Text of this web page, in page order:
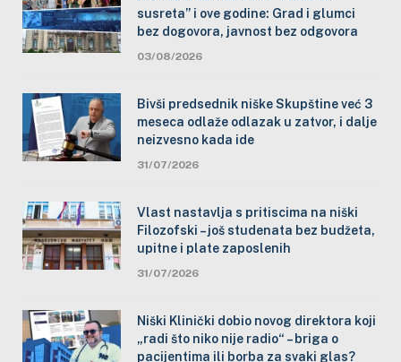
susreta” i ove godine: Grad i glumci
bez dogovora, javnost bez odgovora
03/08/2026
Bivši predsednik niške Skupštine već 3
meseca odlaže odlazak u zatvor, i dalje
neizvesno kada ide
31/07/2026
Vlast nastavlja s pritiscima na niški
Filozofski – još studenata bez budžeta,
upitne i plate zaposlenih
31/07/2026
Niški Klinički dobio novog direktora koji
„radi što niko nije radio“ – briga o
pacijentima ili borba za svaki glas?